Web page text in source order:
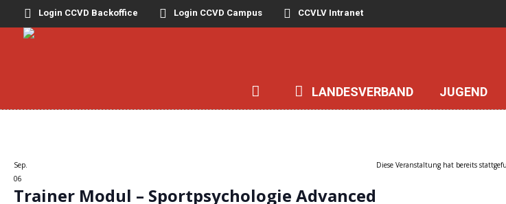
Login CCVD Backoffice Login CCVD Campus CCVLV Intranet
LANDESVERBAND JUGEND
Sep.
06
Trainer Modul – Sportpsychologie Advanced
Diese Veranstaltung hat bereits